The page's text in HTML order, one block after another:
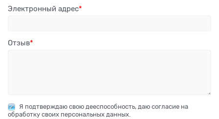
Электронный адрес
Отзыв
Я подтверждаю свою дееспособность, даю согласие на
обработку своих персональных данных.